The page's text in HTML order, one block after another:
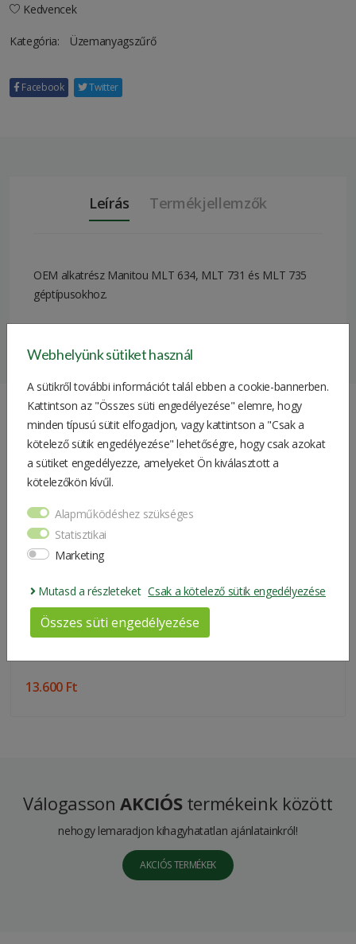
Kedvencek
Kategória: Üzemanyagszűrő
Facebook Twitter
Leírás Termékjellemzők
OEM alkatrész Manitou MLT 634, MLT 731 és MLT 735
géptípusokhoz.
Alkatrésztípus eredeti
Felhasználási
Márka Manitou
Súly 0.6 kg
Csomagolási
méret
Hasonló Termékek
Üzemanyagszűrő
13.600 Ft
VálogassonAKCIÓStermékeink között
nehogy lemaradjon kihagyhatatlan ajánlatainkról!
AKCIÓS TERMÉKEK
Webhelyünk sütiket használ
A sütikről további információt talál ebben a cookie-bannerben.
Kattintson az "Összes süti engedélyezése" elemre, hogy
minden típusú sütit elfogadjon, vagy kattintson a "Csak a
kötelező sütik engedélyezése" lehetőségre, hogy csak azokat
a sütiket engedélyezze, amelyeket Ön kiválasztott a
kötelezőkön kívűl.
Alapműködéshez szükséges
Statisztikai
Marketing
Mutasd a részleteket Csak a kötelező sütik engedélyezése
Összes süti engedélyezése